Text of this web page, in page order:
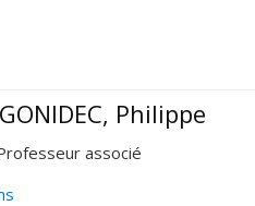
et de qualité du cadre de vie
à la notion de nouvelle ruralité.
Philippe
associé